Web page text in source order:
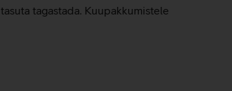
tasuta tagastada. Kuupakkumistele